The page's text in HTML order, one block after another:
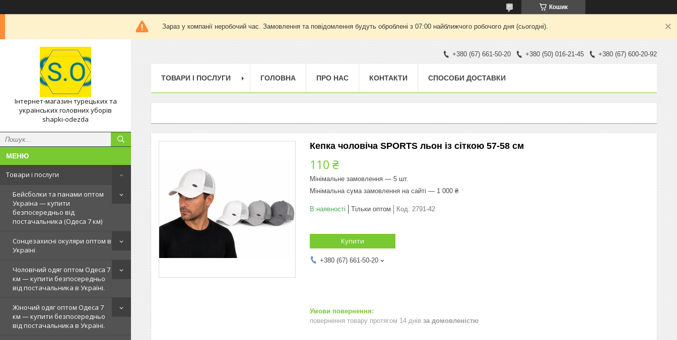
Кошик
Зараз у компанії неробочий час. Замовлення та повідомлення будуть оброблені з 07:00 найближчого робочого дня (сьогодні).
Інтернет-магазин турецьких та
українських головних уборів
shapki-odezda
Товари і послуги
Бейсболки та панами оптом
Україна — купити
безпосередньо від
постачальника (Одеса 7 км)
Сонцезахисні окуляри оптом в
Україні
Чоловічий одяг оптом Одеса 7
км — купити безпосередньо
від постачальника в Україні.
Жіночий одяг оптом Одеса 7
км — купити безпосередньо
від постачальника в Україні.
+380 (67) 661-50-20 +380 (50) 016-21-45 +380 (67) 600-20-92
ТОВАРИ І ПОСЛУГИ ГОЛОВНА ПРО НАС КОНТАКТИ СПОСОБИ ДОСТАВКИ
Кепка чоловіча SPORTS льон із сіткою 57-58 см
110 ₴
Мінімальне замовлення — 5 шт.
Мінімальна сума замовлення на сайті — 1 000 ₴
В наявності Тільки оптом Код: 2791-42
Купити
+380 (67) 661-50-20
повернення товару протягом 14 днів за домовленістю